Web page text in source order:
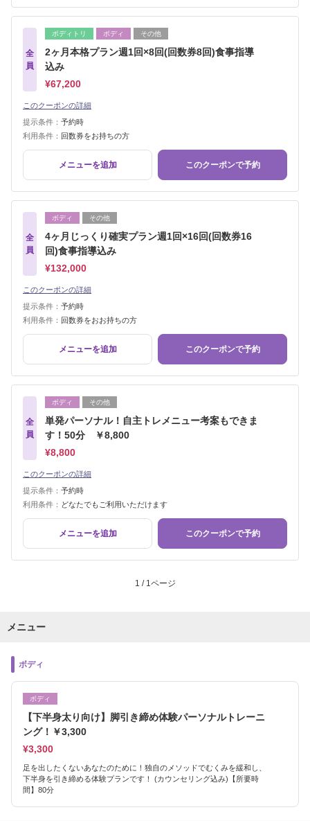
全
員
ボディトリ ボディ その他
2ヶ月本格プラン週1回×8回(回数券8回)食事指導
込み
¥67,200
このクーポンの詳細
提示条件： 予約時
利用条件： 回数券をお持ちの方
メニューを追加 このクーポンで予約
全
員
ボディ その他
4ヶ月じっくり確実プラン週1回×16回(回数券16
回)食事指導込み
¥132,000
このクーポンの詳細
提示条件： 予約時
利用条件： 回数券をおお持ちの方
メニューを追加 このクーポンで予約
全
員
ボディ その他
単発パーソナル！自主トレメニュー考案もできま
す！50分 ￥8,800
¥8,800
このクーポンの詳細
提示条件： 予約時
利用条件： どなたでもご利用いただけます
メニューを追加 このクーポンで予約
1 / 1ページ
メニュー
ボディ
ボディ
【下半身太り向け】脚引き締め体験パーソナルトレーニ
ング！￥3,300
¥3,300
足を出したくないあなたのために！独自のメソッドでむくみを緩和し、
下半身を引き締める体験プランです！ (カウンセリング込み)【所要時
間】80分